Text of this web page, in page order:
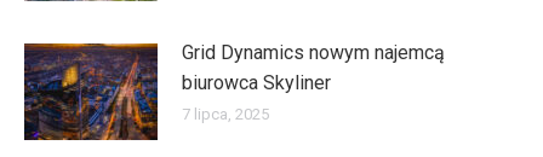
Grid Dynamics nowym najemcą
biurowca Skyliner
7 lipca, 2025